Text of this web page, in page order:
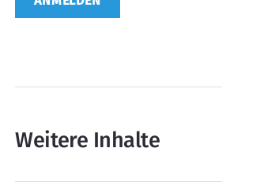
Weitere Inhalte